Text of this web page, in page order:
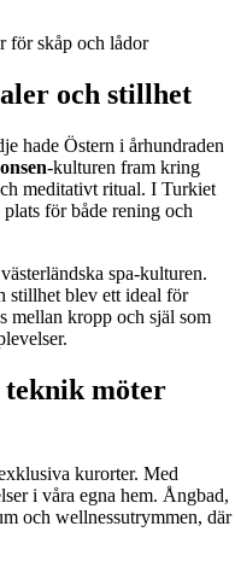
för skåp och lådor
och stillhet
hade Östern i århundraden
onsen-kulturen fram kring
meditativt ritual. I Turkiet
plats för både rening och
spa-kulturen.
stillhet blev ett ideal för
mellan kropp och själ som
teknik möter
kurorter. Med
i våra egna hem. Ångbad,
och wellnessutrymmen, där